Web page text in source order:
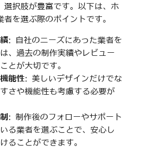
選択肢が豊富です。以下は、ホ
者を選ぶ際のポイントです。
: 自社のニーズにあった業者を
、過去の制作実績やレビュー
とが大切です。
能性: 美しいデザインだけでな
さや機能性も考慮する必要が
: 制作後のフォローやサポート
る業者を選ぶことで、安心し
ることができます。